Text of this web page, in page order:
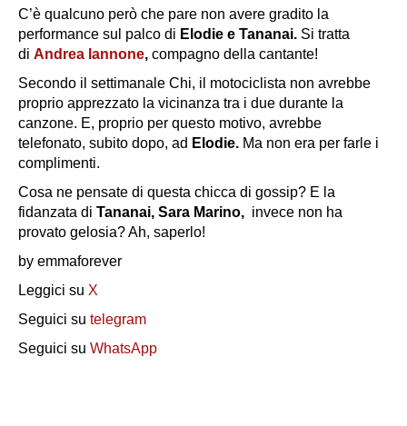
C’è qualcuno però che pare non avere gradito la
performance sul palco di Elodie e Tananai. Si tratta
di Andrea Iannone, compagno della cantante!
Secondo il settimanale Chi, il motociclista non avrebbe
proprio apprezzato la vicinanza tra i due durante la
canzone. E, proprio per questo motivo, avrebbe
telefonato, subito dopo, ad Elodie. Ma non era per farle i
complimenti.
Cosa ne pensate di questa chicca di gossip? E la
fidanzata di Tananai, Sara Marino, invece non ha
provato gelosia? Ah, saperlo!
by emmaforever
Leggici su X
Seguici su telegram
Seguici su WhatsApp